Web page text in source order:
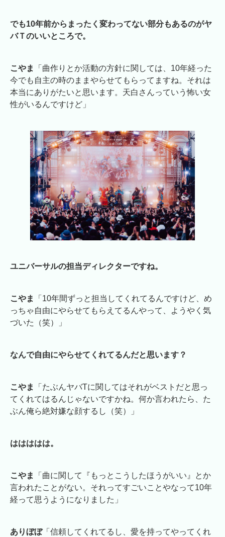
でも10年前からまったく変わってない部分もあるのがヤ
バＴのいいところで。
こやま
「曲作りとか活動の方針に関しては、10年経った
今でも自主の時のままやらせてもらってますね。それは
本当にありがたいと思います。天白さんっていう怖い女
性がいるんですけど」
ユニバーサルの担当ディレクターですね。
こやま
「10年間ずっと担当してくれてるんですけど、め
っちゃ自由にやらせてもらえてるんやって、ようやく気
づいた（笑）」
なんで自由にやらせてくれてるんだと思います？
こやま
「たぶんヤバTに関してはそれがベストだと思っ
てくれてはるんじゃないですかね。何か言われたら、た
ぶん俺ら絶対嫌な顔するし（笑）」
ははははは。
こやま
「曲に関して『もっとこうしたほうがいい』とか
言われたことがない。それってすごいことやなって10年
経って思うようになりました」
ありぼぼ「信頼してくれてるし、愛を持ってやってくれ